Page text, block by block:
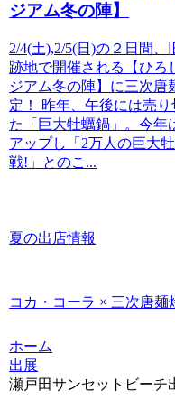
ジアム冬の陣】
2/4(土),2/5(日)の２日間、
跡地で開催される【ひろ
ジアム冬の陣】に三次唐
定！ 昨年、午後には売り
た「巨大牡蠣鍋」。今年
アップし「2万人の巨大
戦!」とのこ...
夏の出店情報
コカ・コーラ × 三次唐麺
ホーム
出展
瀬戸田サンセットビーチ